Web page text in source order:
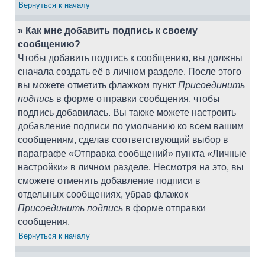
Вернуться к началу
» Как мне добавить подпись к своему
сообщению?
Чтобы добавить подпись к сообщению, вы должны
сначала создать её в личном разделе. После этого
вы можете отметить флажком пункт Присоединить
подпись в форме отправки сообщения, чтобы
подпись добавилась. Вы также можете настроить
добавление подписи по умолчанию ко всем вашим
сообщениям, сделав соответствующий выбор в
параграфе «Отправка сообщений» пункта «Личные
настройки» в личном разделе. Несмотря на это, вы
сможете отменить добавление подписи в
отдельных сообщениях, убрав флажок
Присоединить подпись в форме отправки
сообщения.
Вернуться к началу